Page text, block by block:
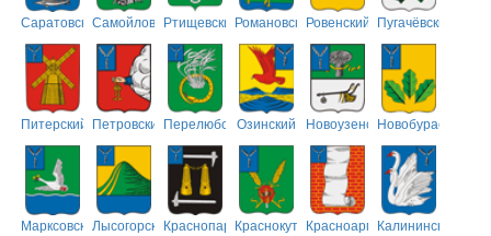
СаратовскийСамойловскийРтищевскийРомановскийРовенский Пугачёвский
Питерский ПетровскийПерелюбскийОзинский НовоузенскийНовобурасский
МарксовскийЛысогорскийКраснопартизанский
КраснокутскийКрасноармейский
Калининский